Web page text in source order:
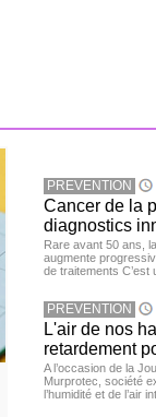
PREVENTION
Cancer de la
diagnostics
Rare avant 50 ans,
augmente
de traitements
PREVENTION
L'air de nos
retardement
A l’occasion de la
Murprotec, société
l’humidité et de l’air